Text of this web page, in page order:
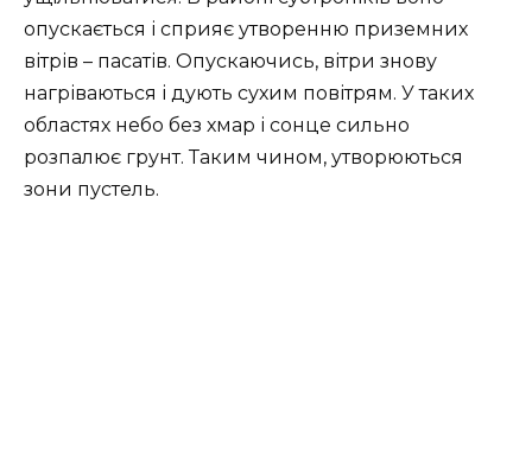
опускається і сприяє утворенню приземних
вітрів – пасатів. Опускаючись, вітри знову
нагріваються і дують сухим повітрям. У таких
областях небо без хмар і сонце сильно
розпалює грунт. Таким чином, утворюються
зони пустель.